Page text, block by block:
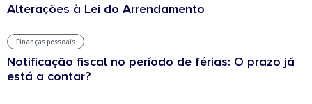
Alterações à Lei do Arrendamento
Finanças pessoais
Notificação fiscal no período de férias: O prazo já
está a contar?